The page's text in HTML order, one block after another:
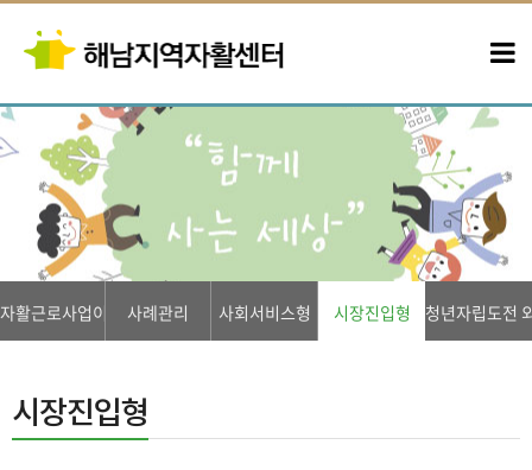
자활근로사업이란?사례관리 사회서비스형 시장진입형 청년자립도전
시장진입형